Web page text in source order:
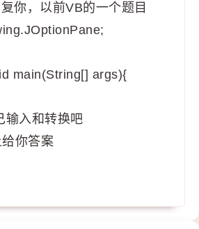
你，以前VB的一个题目
main(String[] args){
输入和转换吧
你答案